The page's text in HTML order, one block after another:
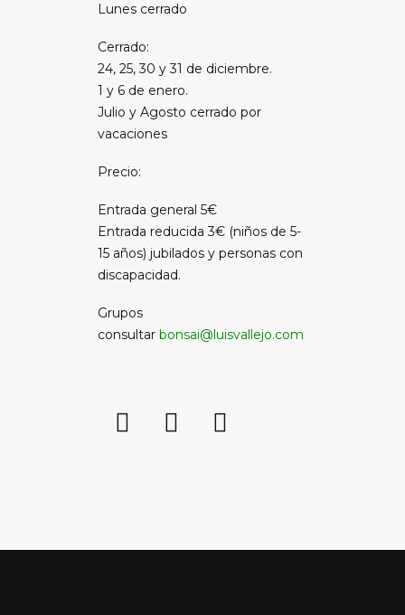
Lunes cerrado
Cerrado:
24, 25, 30 y 31 de diciembre.
1 y 6 de enero.
Julio y Agosto cerrado por
vacaciones
Precio:
Entrada general 5€
Entrada reducida 3€ (niños de 5-
15 años) jubilados y personas con
discapacidad.
Grupos
consultar bonsai@luisvallejo.com